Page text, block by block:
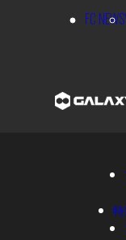
FC NEWS